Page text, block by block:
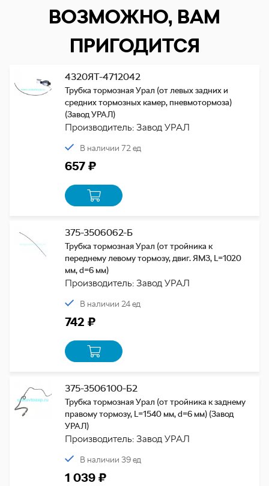
ВОЗМОЖНО, ВАМ
ПРИГОДИТСЯ
4320ЯТ-4712042
Трубка тормозная Урал (от левых задних и
средних тормозных камер, пневмотормоза)
(Завод УРАЛ)
Производитель: Завод УРАЛ
В наличии 72 ед
657 ₽
375-3506062-Б
Трубка тормозная Урал (от тройника к
переднему левому тормозу, двиг. ЯМЗ, L=1020
мм, d=6 мм)
Производитель: Завод УРАЛ
В наличии 24 ед
742 ₽
375-3506100-Б2
Трубка тормозная Урал (от тройника к заднему
правому тормозу, L=1540 мм, d=6 мм) (Завод
УРАЛ)
Производитель: Завод УРАЛ
В наличии 39 ед
1 039 ₽